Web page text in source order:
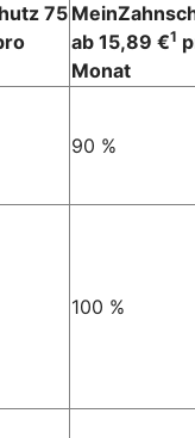
75
ab 15,89 €1
Monat
90 %
100 %